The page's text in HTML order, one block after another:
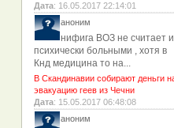
Дата: 16.05.2017 22:14:01
аноним
нифига ВОЗ не считает
психически больными , хотя в
Кнд медицина то на...
В Скандинавии собирают деньги
эвакуацию геев из Чечни
Дата: 15.05.2017 06:48:08
аноним